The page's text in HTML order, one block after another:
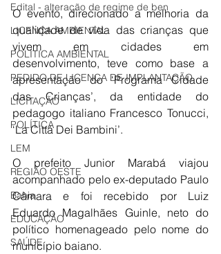
Edital - alteração de regime de ben
LICENÇA AMBIENTAL
POLÍTICA AMBIENTAL
PEDIDO DE LICENÇA DE IMPLANTAÇÃO
LICITAÇÃO
POLÍTICA
LEM
REGIÃO OESTE
Bahia
EDUCAÇÃO
SAÚDE
O evento, direcionado a melhoria da
qualidade de vida das crianças que
vivem em cidades em
desenvolvimento, teve como base a
apresentação do ‘Programa Cidade
das Crianças’, da entidade do
pedagogo italiano Francesco Tonucci,
‘La Cittá Dei Bambini’.
O prefeito Junior Marabá viajou
acompanhado pelo ex-deputado Paulo
Câmara e foi recebido por Luiz
Eduardo Magalhães Guinle, neto do
político homenageado pelo nome do
município baiano.